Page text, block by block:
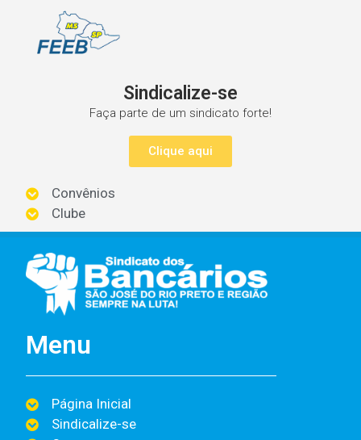
Sindicalize-se
Faça parte de um sindicato forte!
Clique aqui
Convênios
Clube
Menu
Página Inicial
Sindicalize-se